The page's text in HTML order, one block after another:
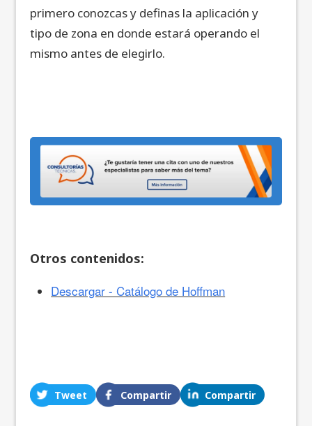
primero conozcas y definas la aplicación y
tipo de zona en donde estará operando el
mismo antes de elegirlo.
Otros contenidos:
Descargar - Catálogo de Hoffman
Tweet Compartir Compartir